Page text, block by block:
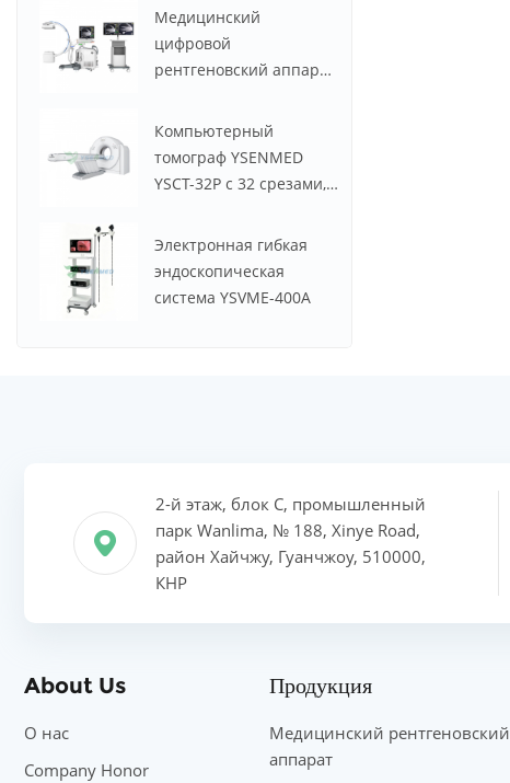
Медицинский
цифровой
рентгеновский аппарат
Компьютерный
томограф YSENMED
YSCT-32P с 32 срезами,
Электронная гибкая
эндоскопическая
система YSVME-400A
2-й этаж, блок C, промышленный
парк Wanlima, № 188, Xinye Road,
район Хайчжу, Гуанчжоу, 510000,
КНР
About Us
О нас
Company Honor
Продукция
Медицинский рентгеновский
аппарат